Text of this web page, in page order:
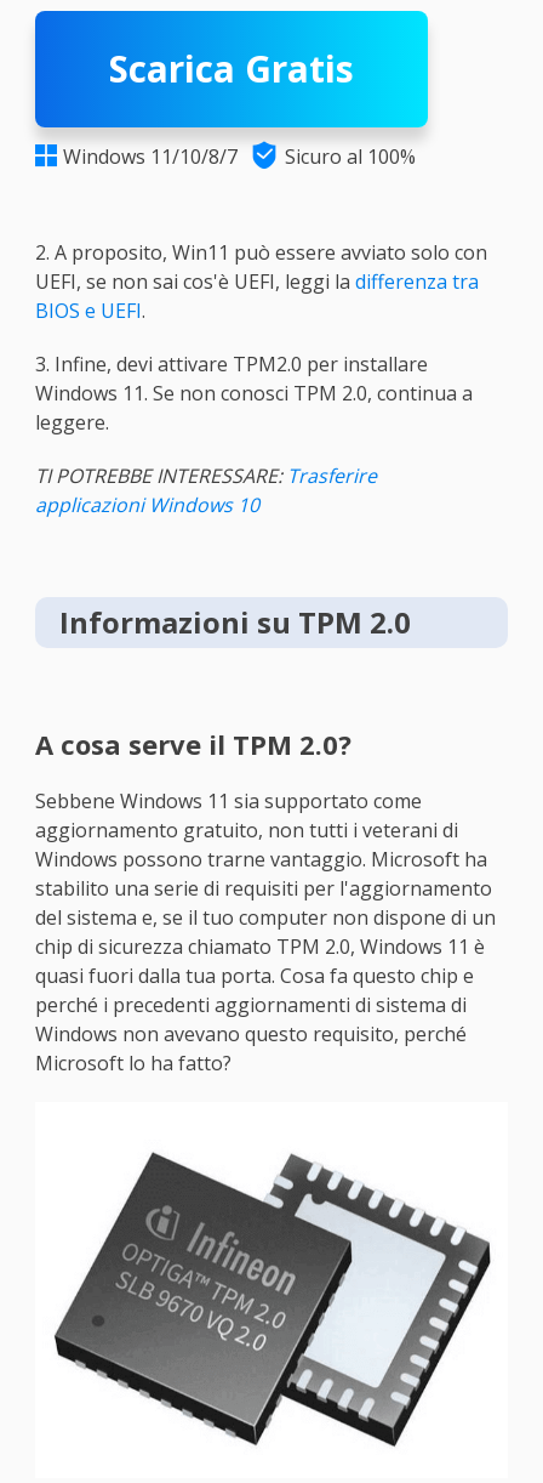
Scarica Gratis
 Windows 11/10/8/7  Sicuro al 100%
2. A proposito, Win11 può essere avviato solo con
UEFI, se non sai cos'è UEFI, leggi la differenza tra
BIOS e UEFI.
3. Infine, devi attivare TPM2.0 per installare
Windows 11. Se non conosci TPM 2.0, continua a
leggere.
TI POTREBBE INTERESSARE: Trasferire
applicazioni Windows 10
Informazioni su TPM 2.0
A cosa serve il TPM 2.0?
Sebbene Windows 11 sia supportato come
aggiornamento gratuito, non tutti i veterani di
Windows possono trarne vantaggio. Microsoft ha
stabilito una serie di requisiti per l'aggiornamento
del sistema e, se il tuo computer non dispone di un
chip di sicurezza chiamato TPM 2.0, Windows 11 è
quasi fuori dalla tua porta. Cosa fa questo chip e
perché i precedenti aggiornamenti di sistema di
Windows non avevano questo requisito, perché
Microsoft lo ha fatto?